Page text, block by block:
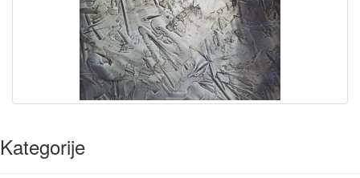
Kategorije